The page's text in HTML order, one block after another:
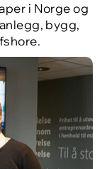
i Norge og
bygg,